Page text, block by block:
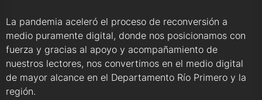
La pandemia aceleró el proceso de reconversión a
medio puramente digital, donde nos posicionamos con
fuerza y gracias al apoyo y acompañamiento de
nuestros lectores, nos convertimos en el medio digital
de mayor alcance en el Departamento Río Primero y la
región.